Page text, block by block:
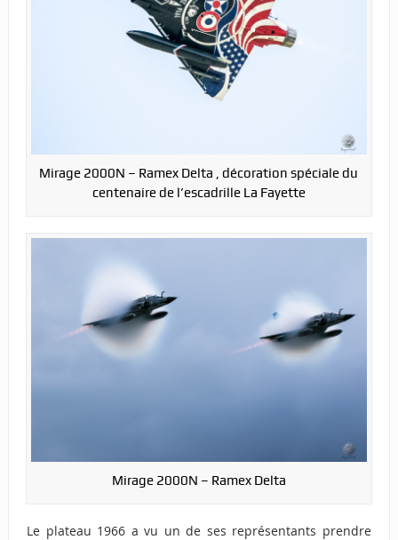
Mirage 2000N – Ramex Delta , décoration spéciale du
centenaire de l’escadrille La Fayette
Mirage 2000N – Ramex Delta
Le plateau 1966 a vu un de ses représentants prendre